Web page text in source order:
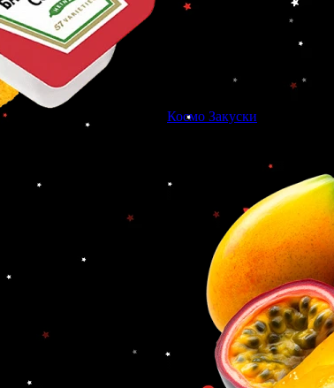
Космо Закуски